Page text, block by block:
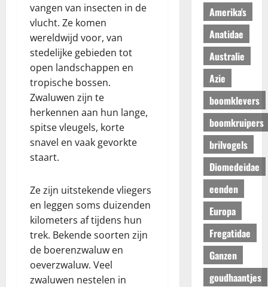
vangen van insecten in de
vlucht. Ze komen
wereldwijd voor, van
stedelijke gebieden tot
open landschappen en
tropische bossen.
Zwaluwen zijn te
herkennen aan hun lange,
spitse vleugels, korte
snavel en vaak gevorkte
staart.
Ze zijn uitstekende vliegers
en leggen soms duizenden
kilometers af tijdens hun
trek. Bekende soorten zijn
de boerenzwaluw en
oeverzwaluw. Veel
zwaluwen nestelen in
Amerika's
Anatidae
Australie
Azie
boomklevers
boomkruipers
brilvogels
Diomedeidae
eenden
Europa
Fregatidae
Ganzen
goudhaantjes